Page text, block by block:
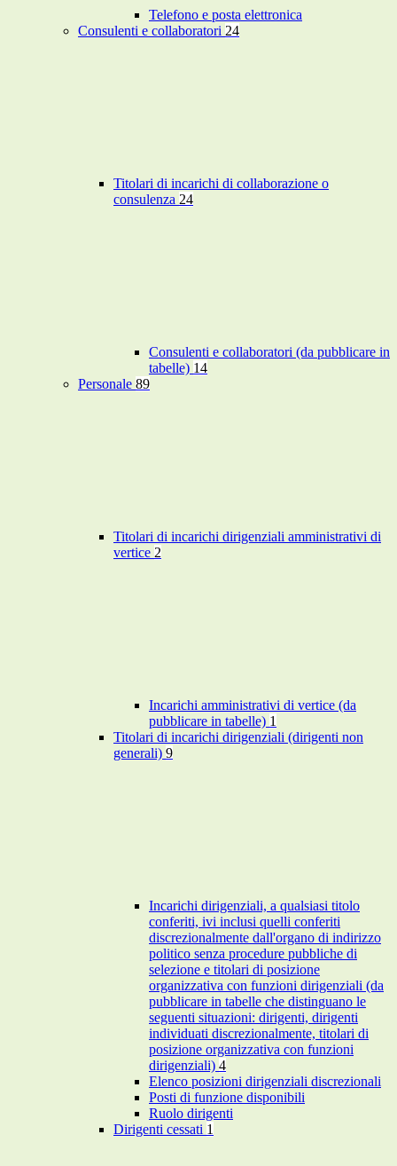
Telefono e posta elettronica
Consulenti e collaboratori 24
Titolari di incarichi di collaborazione o
consulenza 24
Consulenti e collaboratori (da pubblicare in
tabelle) 14
Personale 89
Titolari di incarichi dirigenziali amministrativi di
vertice 2
Incarichi amministrativi di vertice (da
pubblicare in tabelle) 1
Titolari di incarichi dirigenziali (dirigenti non
generali) 9
Incarichi dirigenziali, a qualsiasi titolo
conferiti, ivi inclusi quelli conferiti
discrezionalmente dall'organo di indirizzo
politico senza procedure pubbliche di
selezione e titolari di posizione
organizzativa con funzioni dirigenziali (da
pubblicare in tabelle che distinguano le
seguenti situazioni: dirigenti, dirigenti
individuati discrezionalmente, titolari di
posizione organizzativa con funzioni
dirigenziali) 4
Elenco posizioni dirigenziali discrezionali
Posti di funzione disponibili
Ruolo dirigenti
Dirigenti cessati 1